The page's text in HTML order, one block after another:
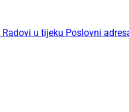
Radovi u tijeku Poslovni